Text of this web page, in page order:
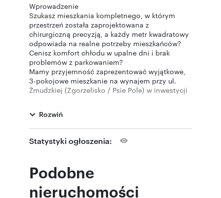
Wprowadzenie
Szukasz mieszkania kompletnego, w którym
przestrzeń została zaprojektowana z
chirurgiczną precyzją, a każdy metr kwadratowy
odpowiada na realne potrzeby mieszkańców?
Cenisz komfort chłodu w upalne dni i brak
problemów z parkowaniem?
Mamy przyjemność zaprezentować wyjątkowe,
3-pokojowe mieszkanie na wynajem przy ul.
Żmudzkiej (Zgorzelisko / Psie Pole) w inwestycji
Mieszkanie zlokalizowane jest w zielonej i
doskonale skomunikowanej północno-
wschodniej części Wrocławia. To idealny
kompromis między szybkim dostępem do
Zakupy i rozrywka: Kilka minut dzieli Cię od
restauracje, kino, fitness) oraz nowoczesnych
Rozwiń
Statystyki ogłoszenia:
Podobne
nieruchomości